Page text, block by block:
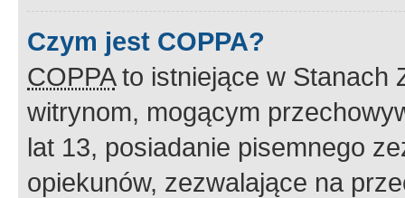
Czym jest COPPA?
COPPAto istniejące w Stanach
witrynom, mogącym
lat 13, posiadanie pisemnego
opiekunów, zezwalające na